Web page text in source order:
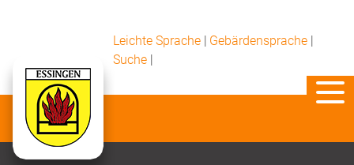
Leichte Sprache | Gebärdensprache |
Suche |